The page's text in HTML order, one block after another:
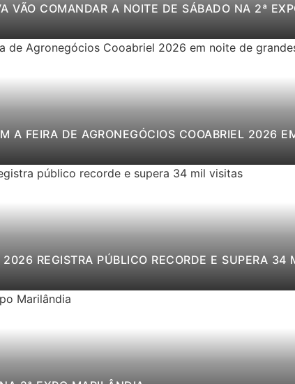
VÃO COMANDAR A NOITE DE SÁBADO NA 2ª
A FEIRA DE AGRONEGÓCIOS COOABRIEL 2026
REGISTRA PÚBLICO RECORDE E SUPERA 34